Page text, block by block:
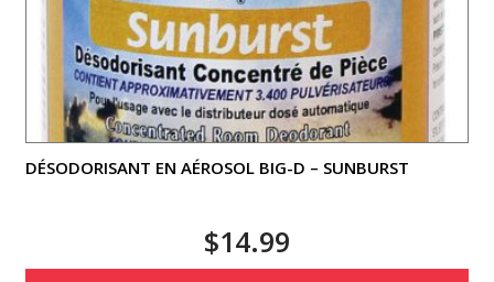
DÉSODORISANT EN AÉROSOL BIG-D – SUNBURST
$14.99